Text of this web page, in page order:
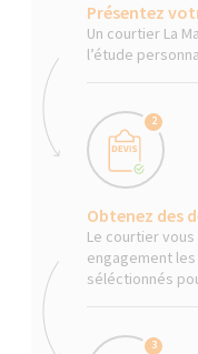
Présentez
Un courtier La
l’étude
2
Obtenez des
Le courtier
engagement
séléctionnés
3